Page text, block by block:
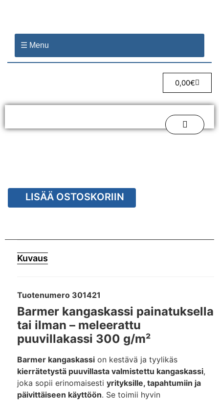
☰ Menu
0,00€
LISÄÄ OSTOSKORIIN
Kuvaus
Tuotenumero 301421
Barmer kangaskassi painatuksella
tai ilman – meleerattu
puuvillakassi 300 g/m²
Barmer kangaskassi on kestävä ja tyylikäs
kierrätetystä puuvillasta valmistettu kangaskassi,
joka sopii erinomaisesti yrityksille, tapahtumiin ja
päivittäiseen käyttöön. Se toimii hyvin